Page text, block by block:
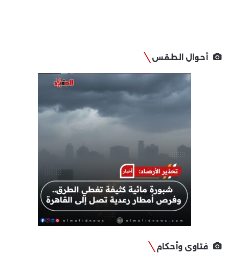
أحوال الطقس
فتاوى وأحكام